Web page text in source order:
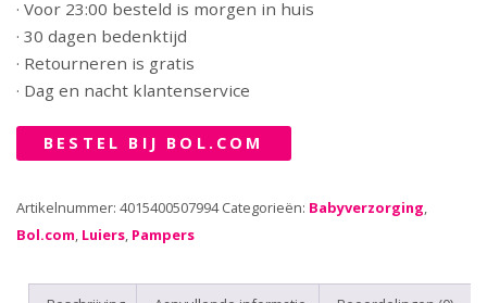
· Voor 23:00 besteld is morgen in huis
· 30 dagen bedenktijd
· Retourneren is gratis
· Dag en nacht klantenservice
BESTEL BIJ BOL.COM
Artikelnummer: 4015400507994Categorieën: Babyverzorging,
Bol.com, Luiers, Pampers